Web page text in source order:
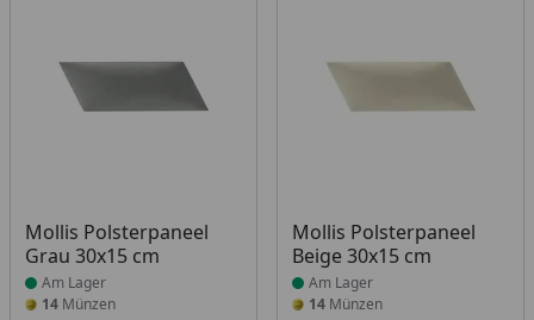
Mollis Polsterpaneel
Grau 30x15 cm
Produkt am Lager
Am Lager
14 Münzen
Mollis Polsterpaneel
Beige 30x15 cm
Produkt am Lager
Am Lager
14Münzen